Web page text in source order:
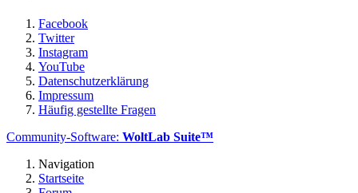
Facebook
Twitter
Instagram
YouTube
Datenschutzerklärung
Impressum
Häufig gestellte Fragen
Community-Software: WoltLab Suite™
Navigation
Startseite